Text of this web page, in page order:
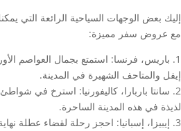
إليك بعض الوجهات السياحية الرائعة التي
مع عروض سفر مميزة:
1. باريس، فرنسا: استمتع بجمال العواصم
إيفل والمتاحف الشهيرة في المدينة.
2. سانتا باربارا، كاليفورنيا: استرخ في
لذيذة في هذه المدينة الساحرة.
3. إيبيزا، إسبانيا: احجز رحلة لقضاء عطلة